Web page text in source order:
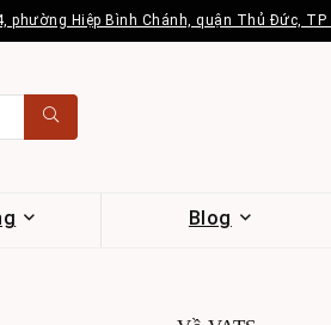
phường Hiệp Bình Chánh, quận Thủ Đức, TP
Blog